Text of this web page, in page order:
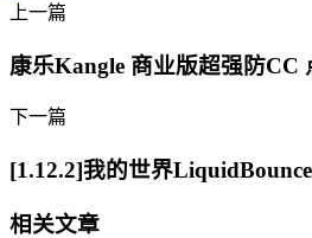
上一篇
康乐Kangle 商业版超强防CC
下一篇
[1.12.2]我的世界
相关文章